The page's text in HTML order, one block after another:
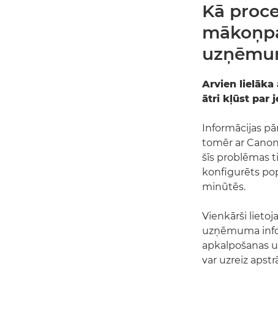
Kā
Arvien lielāka
ātri kļūst par
Informācijas
tomēr ar
šīs problēmas
konfigurēts
minūtēs.
Vienkārši
uzņēmuma
apkalpošanas
var uzreiz